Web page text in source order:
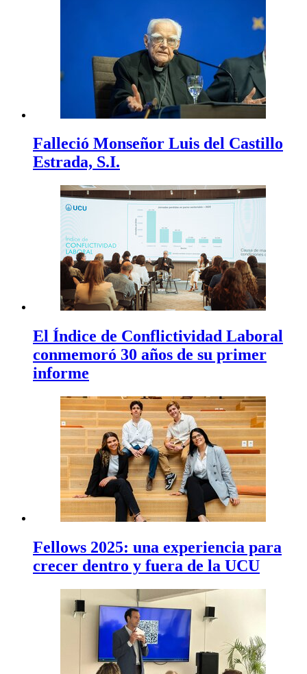
Falleció Monseñor Luis del Castillo
Estrada, S.I.
El Índice de Conflictividad Laboral
conmemoró 30 años de su primer
informe
Fellows 2025: una experiencia para
crecer dentro y fuera de la UCU